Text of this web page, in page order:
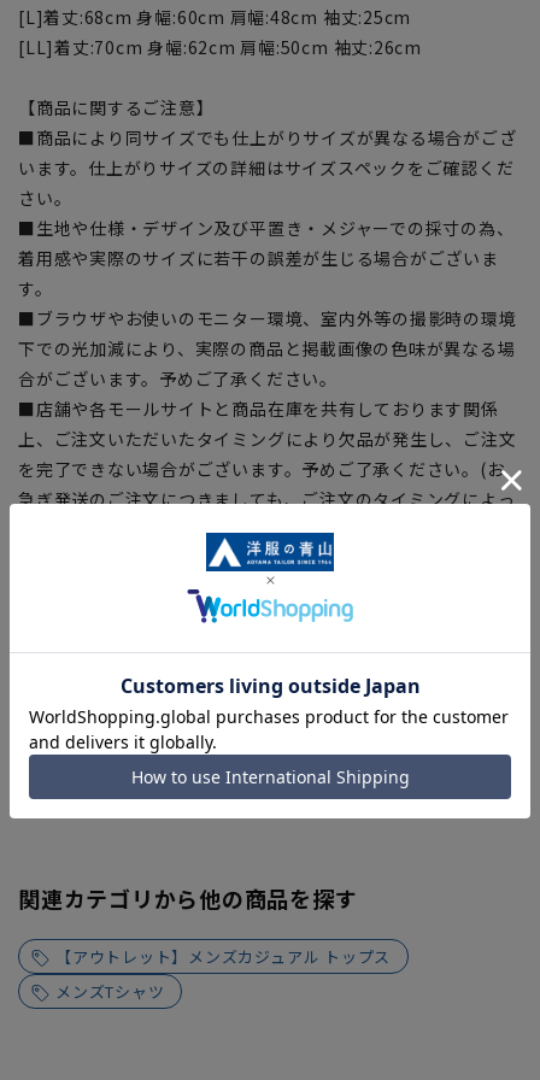
[L]着丈:68cm 身幅:60cm 肩幅:48cm 袖丈:25cm
[LL]着丈:70cm 身幅:62cm 肩幅:50cm 袖丈:26cm
【商品に関するご注意】
■商品により同サイズでも仕上がりサイズが異なる場合がござ
います。仕上がりサイズの詳細はサイズスペックをご確認くだ
さい。
■生地や仕様・デザイン及び平置き・メジャーでの採寸の為、
着用感や実際のサイズに若干の誤差が生じる場合がございま
す。
■ブラウザやお使いのモニター環境、室内外等の撮影時の環境
下での光加減により、実際の商品と掲載画像の色味が異なる場
合がございます。予めご了承ください。
■店舗や各モールサイトと商品在庫を共有しております関係
上、ご注文いただいたタイミングにより欠品が発生し、ご注文
を完了できない場合がございます。予めご了承ください。(お
急ぎ発送のご注文につきましても、ご注文のタイミングによっ
てはお急ぎ発送サービスを選択できない場合がございます。)
関連カテゴリから他の商品を探す
【アウトレット】メンズカジュアル トップス
メンズTシャツ